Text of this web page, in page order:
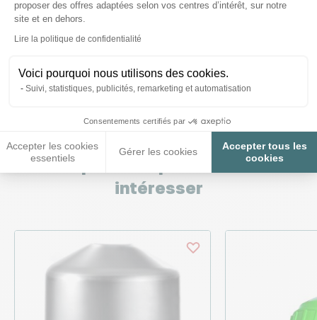
proposer des offres adaptées selon vos centres d’intérêt, sur notre
site et en dehors.
Lire la politique de confidentialité
Voici pourquoi nous utilisons des cookies.
Suivi, statistiques, publicités, remarketing et automatisation
Consentements certifiés par
Accepter les cookies
essentiels
Gérer les cookies
Accepter tous les
cookies
Axeptio consent
Ces produits peuvent vous
intéresser